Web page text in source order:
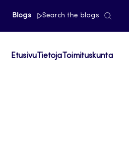
Blogs Search the blogs
Etusivu Tietoja Toimituskunta